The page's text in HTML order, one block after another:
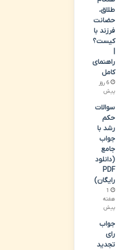
طلاق،
حضانت
فرزند با
کیست؟
|
راهنمای
کامل
6 روز
پیش
سوالات
حکم
رشد با
جواب
جامع
(دانلود
PDF
رایگان)
1
هفته
پیش
جواب
رای
تجدید